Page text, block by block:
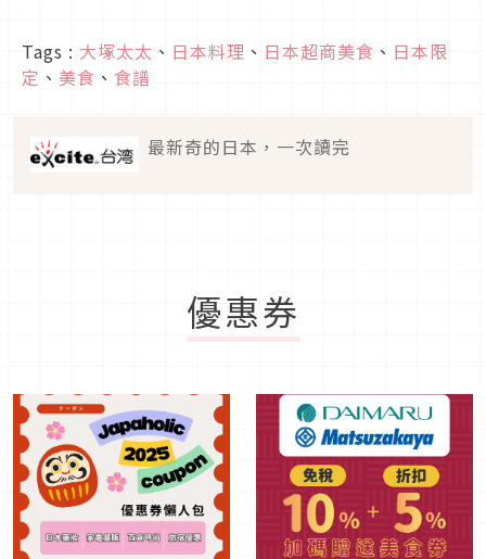
Tags : 大塚太太 、 日本料理 、 日本超商美食 、 日本限
定 、 美食 、 食譜
最新奇的日本，一次讀完
優惠券